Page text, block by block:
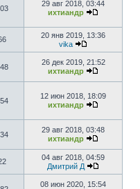
29 авг 2018, 03:44
ихтиандр
20 янв 2019, 13:36
vika
26 дек 2019, 21:52
ихтиандр
12 июн 2018, 18:09
ихтиандр
29 авг 2018, 03:48
ихтиандр
04 авг 2018, 04:59
Дмитрий Д
08 июн 2020, 15:54